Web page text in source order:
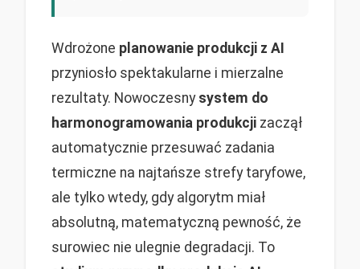
Wdrożone planowanie produkcji z AI
przyniosło spektakularne i mierzalne
rezultaty. Nowoczesny system do
harmonogramowania produkcji zaczął
automatycznie przesuwać zadania
termiczne na najtańsze strefy taryfowe,
ale tylko wtedy, gdy algorytm miał
absolutną, matematyczną pewność, że
surowiec nie ulegnie degradacji. To